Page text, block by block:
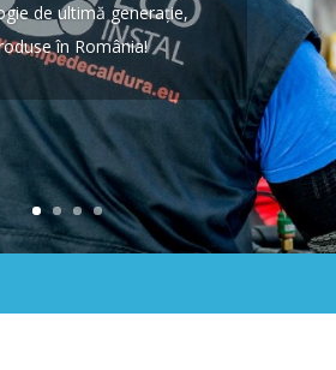
de ultimă generație,
în România!